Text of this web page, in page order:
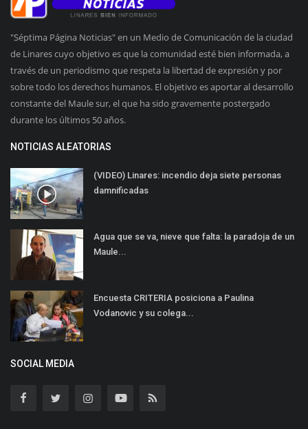
"Séptima Página Noticias" en un Medio de Comunicación de la ciudad
de Linares cuyo objetivo es que la comunidad esté bien informada, a
través de un periodismo que respeta la libertad de expresión y por
sobre todo los derechos humanos. El objetivo es aportar al desarrollo
constante del Maule sur, el que ha sido gravemente postergado
durante los últimos 50 años.
NOTICIAS ALEATORIAS
(VIDEO) Linares: incendio deja siete personas
damnificadas
Agua que se va, nieve que falta: la paradoja de un
Maule...
Encuesta CRITERIA posiciona a Paulina
Vodanovic y su colega...
SOCIAL MEDIA